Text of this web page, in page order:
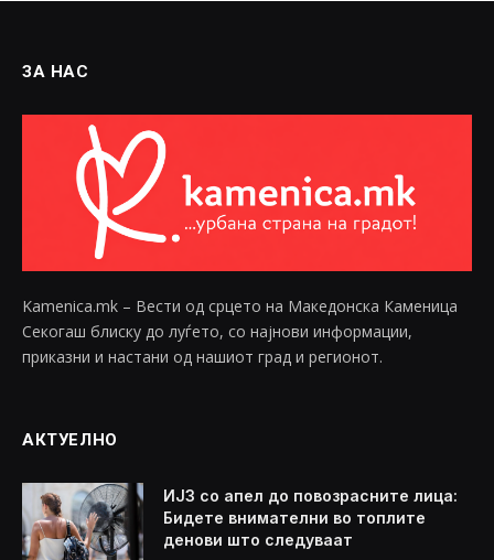
ЗА НАС
Kamenica.mk – Вести од срцето на Македонска Каменица
Секогаш блиску до луѓето, со најнови информации,
приказни и настани од нашиот град и регионот.
АКТУЕЛНО
ИЈЗ со апел до повозрасните лица:
Бидете внимателни во топлите
денови што следуваат